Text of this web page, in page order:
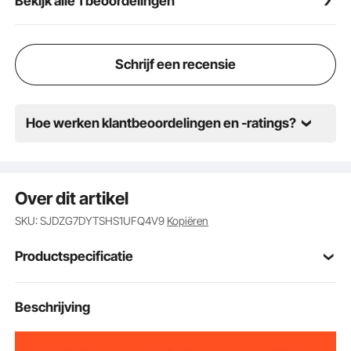
Schrijf een recensie
Hoe werken klantbeoordelingen en -ratings?
Over dit artikel
SKU: SJDZG7DYTSHS1UFQ4V9 Kopiëren
Productspecificatie
Artikelmodelnum
mer
Beschrijving